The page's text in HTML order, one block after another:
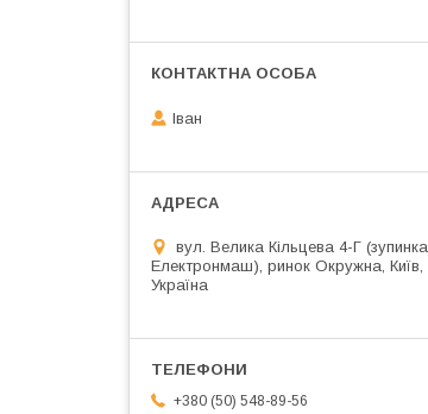
Іван
вул. Велика Кільцева 4-Г (зупинка
Електронмаш), ринок Окружна, Київ,
Україна
+380 (50) 548-89-56